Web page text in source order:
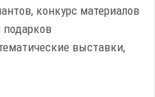
конкурс материалов
выставки,